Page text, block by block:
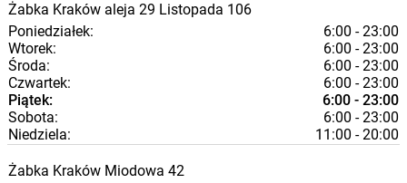
Żabka Kraków aleja 29 Listopada 106
Poniedziałek:
6:00 - 23:00
Wtorek:
6:00 - 23:00
Środa:
6:00 - 23:00
Czwartek:
6:00 - 23:00
Piątek:
6:00 - 23:00
Sobota:
6:00 - 23:00
Niedziela:
11:00 - 20:00
Żabka Kraków Miodowa 42